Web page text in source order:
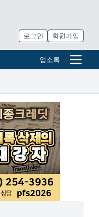
로그인 회원가입
업소록